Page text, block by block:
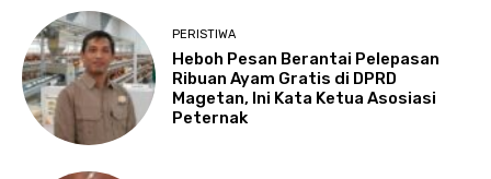
PERISTIWA
Heboh Pesan Berantai Pelepasan
Ribuan Ayam Gratis di DPRD
Magetan, Ini Kata Ketua Asosiasi
Peternak